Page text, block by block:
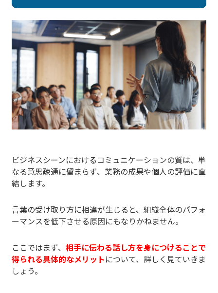
ビジネスシーンにおけるコミュニケーションの質は、単
なる意思疎通に留まらず、業務の成果や個人の評価に直
結します。
言葉の受け取り方に相違が生じると、組織全体のパフォ
ーマンスを低下させる原因にもなりかねません。
ここではまず、 相手に伝わる話し方を身につけることで
得られる具体的なメリットについて、詳しく見ていきま
しょう。